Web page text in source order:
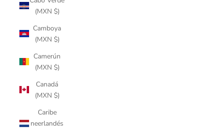
(MXN $)
Camboya
(MXN $)
Camerún
(MXN $)
Canadá
(MXN $)
Caribe
neerlandés